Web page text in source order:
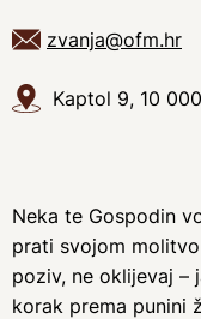
zvanja@ofm.hr
Kaptol 9, 10
Neka te Gospodin
prati svojom
poziv, ne oklijevaj –
korak prema punini